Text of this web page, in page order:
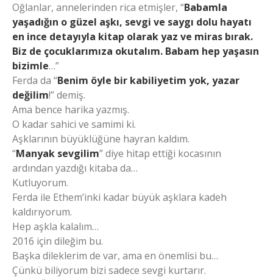
Oğlanlar, annelerinden rica etmişler, “Babamla
yaşadığın o güzel aşkı, sevgi ve saygı dolu hayatı
en ince detayıyla kitap olarak yaz ve miras bırak.
Biz de çocuklarımıza okutalım. Babam hep yaşasın
bizimle…”
Ferda da “Benim öyle bir kabiliyetim yok, yazar
değilim!” demiş.
Ama bence harika yazmış.
O kadar sahici ve samimi ki.
Aşklarının büyüklüğüne hayran kaldım.
“Manyak sevgilim” diye hitap ettiği kocasının
ardından yazdığı kitaba da…
Kutluyorum.
Ferda ile Ethem’inki kadar büyük aşklara kadeh
kaldırıyorum.
Hep aşkla kalalım…
2016 için dileğim bu.
Başka dileklerim de var, ama en önemlisi bu…
Çünkü biliyorum bizi sadece sevgi kurtarır.